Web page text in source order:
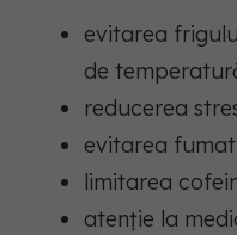
evitarea
de
reducerea
evitarea
limitarea
atenție la